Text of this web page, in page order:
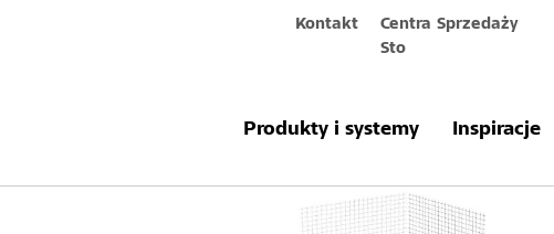
Kontakt
Centra Sprzedaży
Sto
Produkty i systemy Inspiracje